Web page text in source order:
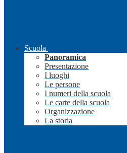
Scuola
Panoramica
Presentazione
I luoghi
Le persone
I numeri della scuola
Le carte della scuola
Organizzazione
La storia